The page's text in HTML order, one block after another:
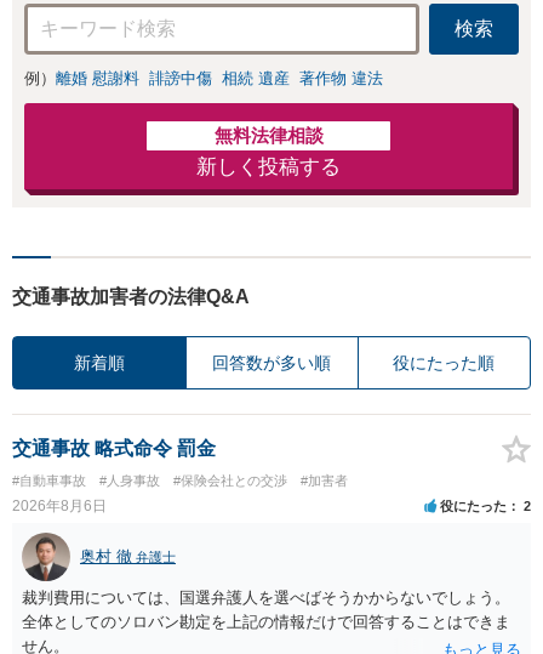
検索
例） 離婚 慰謝料 誹謗中傷 相続 遺産 著作物 違法
無料法律相談
新しく投稿する
交通事故加害者の法律Q&A
新着順 回答数が多い順 役にたった順
交通事故 略式命令 罰金
#自動車事故 #人身事故 #保険会社との交渉 #加害者
2026年8月6日 役にたった 2
奥村 徹 弁護士
裁判費用については、国選弁護人を選べばそうかからないでしょう。
全体としてのソロバン勘定を上記の情報だけで回答することはできま
せん。